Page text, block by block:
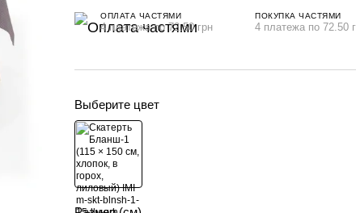
ОПЛАТА ЧАСТЯМИ
4 платежа по 72.50 грн
ПОКУПКА ЧАСТЯМИ
4 платежа по 72.50
Выберите цвет